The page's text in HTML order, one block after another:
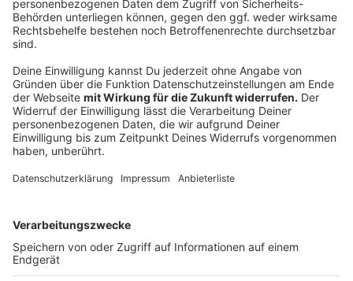
So gelangt ihr zur Homepage
Anzeige
Die Praktikumswochen.nrw bieten somit eine Win-Win-
Situation für beide Seiten: Du kannst deine beruflichen
Interessen testen und Unternehmen haben die
Möglichkeit, potenzielle Nachwuchskräfte
kennenzulernen.
zu gelangen,klickt einfach auf diesen Link
Autoren: Joachim Schultheis & José Narciandi